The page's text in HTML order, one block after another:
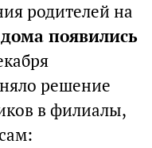
родителей на
появились
решение
в филиалы,